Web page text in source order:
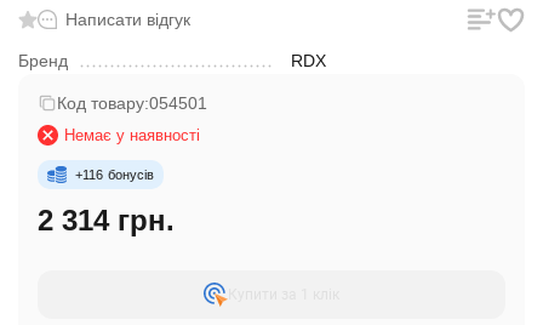
Написати відгук
Бренд RDX
Код товару:054501
Немає у наявності
+116 бонусів
2 314 грн.